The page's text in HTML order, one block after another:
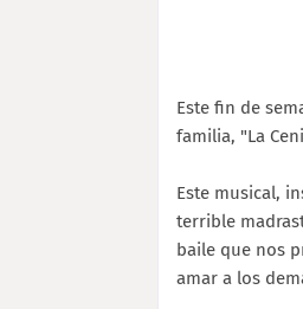
Este fin de
familia, "La
Este musical,
terrible
baile que nos
amar a los